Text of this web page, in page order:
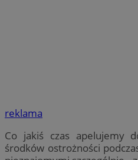
reklama
Co jakiś czas apelujemy
środków ostrożności